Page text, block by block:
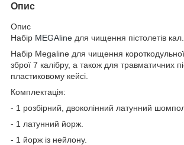
Опис
Опис
Набір MEGAline для чищення пістолетів
Набір Megaline для чищення
зброї 7 калібру, а також для травматичних
пластиковому кейсі.
Комплектація:
- 1 розбірний, двоколінний латунний
- 1 латунний йорж.
- 1 йорж із нейлону.